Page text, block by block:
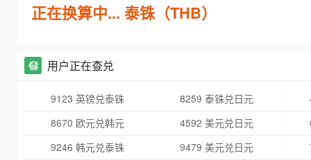
正在换算中... 泰铢（THB）
用户正在查兑
9123 英镑兑泰铢 8259 泰铢兑日元
8670 欧元兑韩元
4592 美元兑日元
9246 韩元兑泰铢
9479 美元兑日元